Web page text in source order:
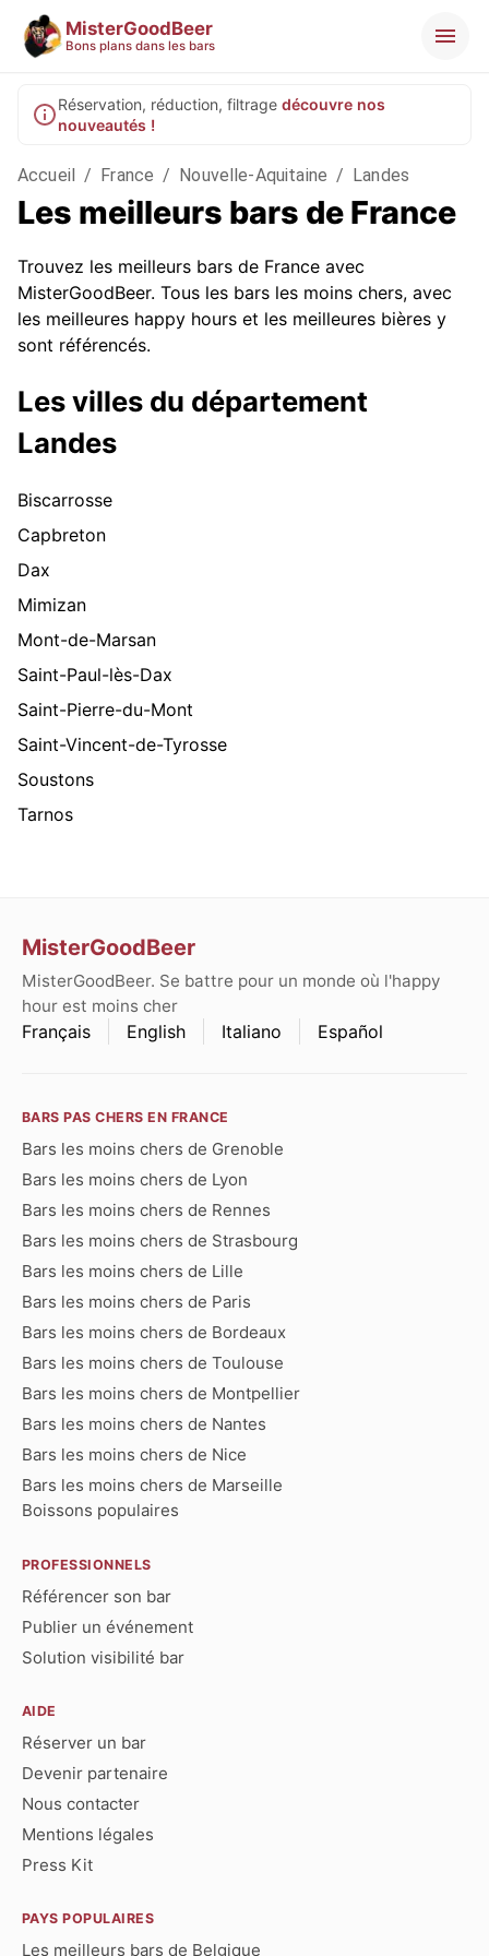
MisterGoodBeer
Bons plans dans les bars
Réservation, réduction, filtrage découvre nos
nouveautés !
Accueil / France / Nouvelle-Aquitaine / Landes
Les meilleurs bars de France
Trouvez les meilleurs bars de France avec
MisterGoodBeer. Tous les bars les moins chers, avec
les meilleures happy hours et les meilleures bières y
sont référencés.
Les villes du département
Landes
Biscarrosse
Capbreton
Dax
Mimizan
Mont-de-Marsan
Saint-Paul-lès-Dax
Saint-Pierre-du-Mont
Saint-Vincent-de-Tyrosse
Soustons
Tarnos
MisterGoodBeer
MisterGoodBeer. Se battre pour un monde où l'happy
hour est moins cher
Français English Italiano Español
BARS PAS CHERS EN FRANCE
Bars les moins chers de Grenoble
Bars les moins chers de Lyon
Bars les moins chers de Rennes
Bars les moins chers de Strasbourg
Bars les moins chers de Lille
Bars les moins chers de Paris
Bars les moins chers de Bordeaux
Bars les moins chers de Toulouse
Bars les moins chers de Montpellier
Bars les moins chers de Nantes
Bars les moins chers de Nice
Bars les moins chers de Marseille
Boissons populaires
PROFESSIONNELS
Référencer son bar
Publier un événement
Solution visibilité bar
AIDE
Réserver un bar
Devenir partenaire
Nous contacter
Mentions légales
Press Kit
PAYS POPULAIRES
Les meilleurs bars de Belgique